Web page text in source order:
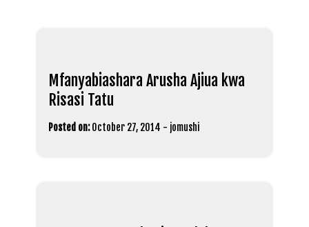
Mfanyabiashara Arusha Ajiua kwa
Risasi Tatu
Posted on: October 27, 2014 - jomushi